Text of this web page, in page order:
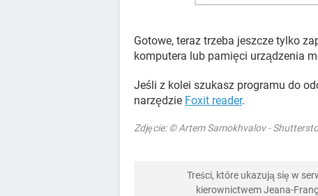
Gotowe, teraz trzeba jeszcze tylko
komputera lub pamięci urządzenia
Jeśli z kolei szukasz programu do
narzędzie Foxit reader.
Zdjęcie: © Artem Samokhvalov -
Treści, które ukazują się w
kierownictwem Jeana-